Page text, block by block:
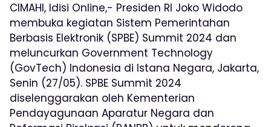
CIMAHI, Idisi Online,- Presiden RI Joko Widodo
membuka kegiatan Sistem Pemerintahan
Berbasis Elektronik (SPBE) Summit 2024 dan
meluncurkan Government Technology
(GovTech) Indonesia di Istana Negara, Jakarta,
Senin (27/05). SPBE Summit 2024
diselenggarakan oleh Kementerian
Pendayagunaan Aparatur Negara dan